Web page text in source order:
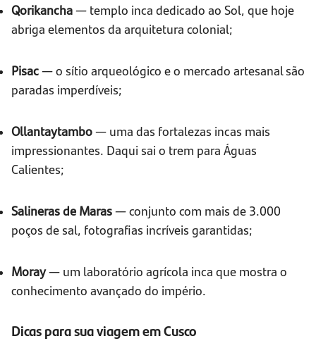
Qorikancha— templo inca dedicado ao Sol, que hoje
abriga elementos da arquitetura colonial;
Pisac— o sítio arqueológico e o mercado artesanal são
paradas imperdíveis;
Ollantaytambo— uma das fortalezas incas mais
impressionantes. Daqui sai o trem para Águas
Calientes;
Salineras de Maras— conjunto com mais de 3.000
poços de sal, fotografias incríveis garantidas;
Moray— um laboratório agrícola inca que mostra o
conhecimento avançado do império.
Dicas para sua viagem em Cusco